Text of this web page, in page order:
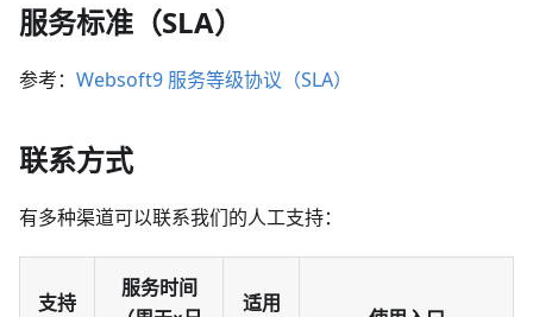
服务标准（SLA）
参考： Websoft9 服务等级协议（SLA）
联系方式
有多种渠道可以联系我们的人工支持：
支持
服务时间
适用